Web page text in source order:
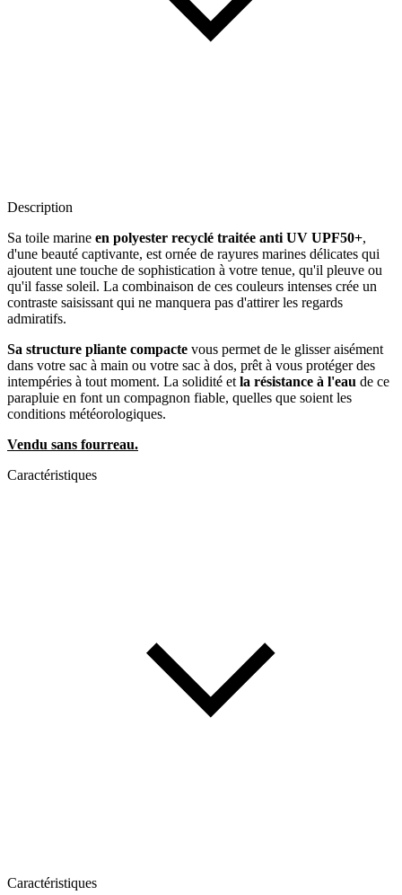
Description
Sa toile marine en polyester recyclé traitée anti UV UPF50+,
d'une beauté captivante, est ornée de rayures marines délicates qui
ajoutent une touche de sophistication à votre tenue, qu'il pleuve ou
qu'il fasse soleil. La combinaison de ces couleurs intenses crée un
contraste saisissant qui ne manquera pas d'attirer les regards
admiratifs.
Sa structure pliante compacte vous permet de le glisser aisément
dans votre sac à main ou votre sac à dos, prêt à vous protéger des
intempéries à tout moment. La solidité et la résistance à l'eau de ce
parapluie en font un compagnon fiable, quelles que soient les
conditions météorologiques.
Vendu sans fourreau.
Caractéristiques
Caractéristiques